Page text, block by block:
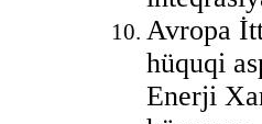
Avropa
hüquqi
Enerji